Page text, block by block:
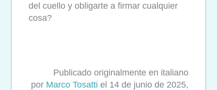
del cuello y obligarte a firmar cualquier
cosa?
Publicado originalmente en italiano
por Marco Tosatti el 14 de junio de 2025,